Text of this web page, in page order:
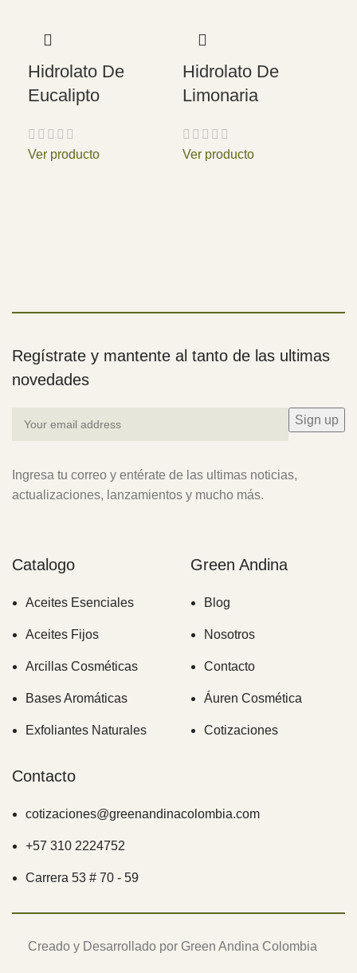
Hidrolato De
Eucalipto
Ver producto
Hidrolato De
Limonaria
Ver producto
Regístrate y mantente al tanto de las ultimas
novedades
Ingresa tu correo y entérate de las ultimas noticias,
actualizaciones, lanzamientos y mucho más.
Catalogo
Aceites Esenciales
Aceites Fijos
Arcillas Cosméticas
Bases Aromáticas
Exfoliantes Naturales
Green Andina
Blog
Nosotros
Contacto
Áuren Cosmética
Cotizaciones
Contacto
cotizaciones@greenandinacolombia.com
+57 310 2224752
Carrera 53 # 70 - 59
Creado y Desarrollado por Green Andina Colombia